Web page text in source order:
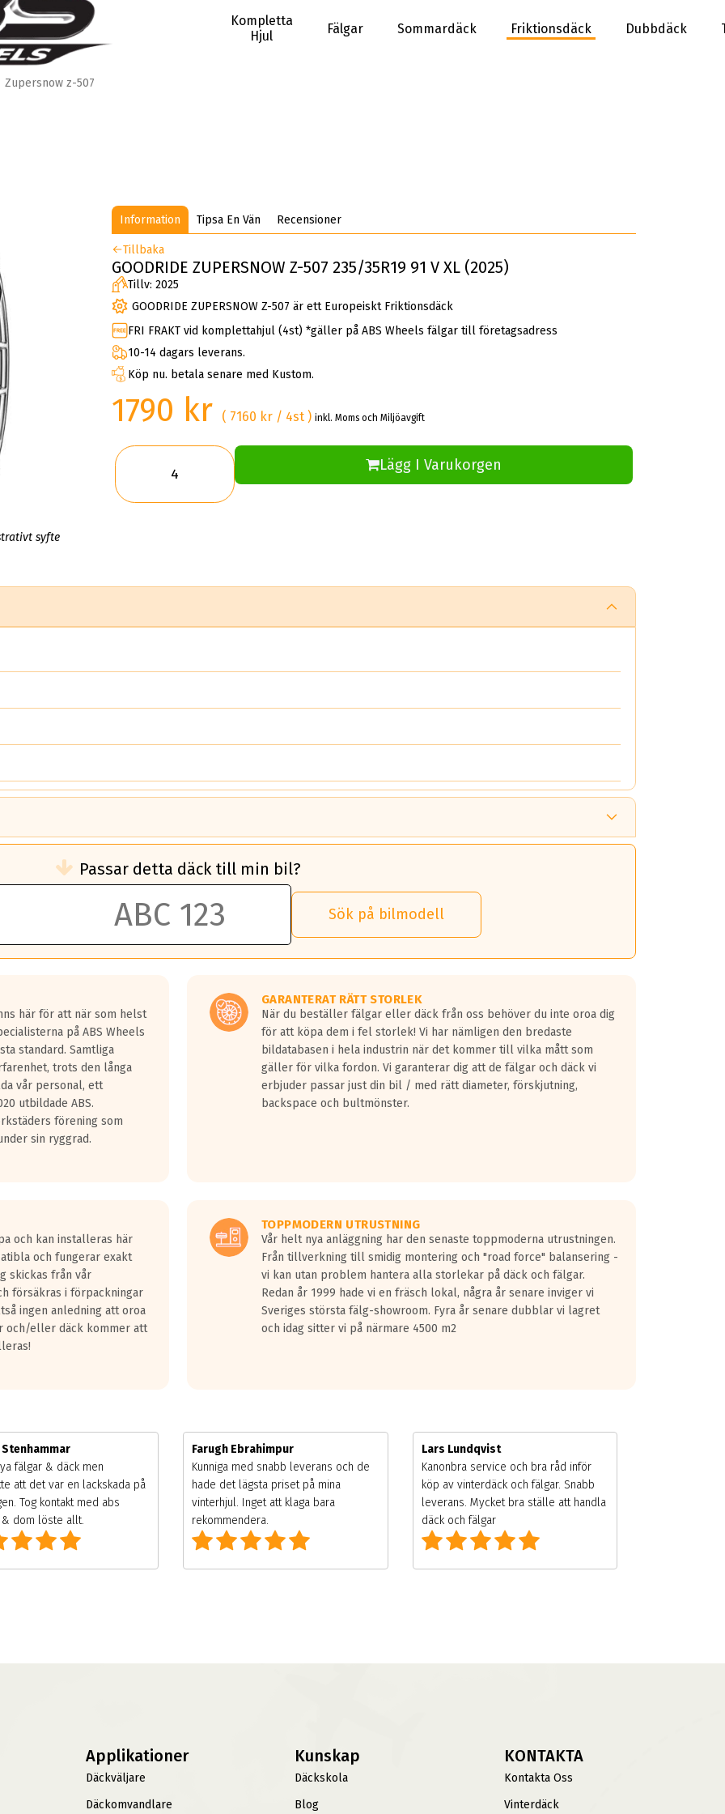
Kompletta
Hjul
Fälgar Sommardäck Friktionsdäck Dubbdäck
Zupersnow z-507
syfte
Information Tipsa En Vän Recensioner
Tillbaka
GOODRIDE ZUPERSNOW Z-507 235/35R19 91 V XL (2025)
Tillv: 2025
GOODRIDE ZUPERSNOW Z-507 är ett Europeiskt Friktionsdäck
FRI FRAKT vid komplettahjul (4st) *gäller på ABS Wheels fälgar till företagsadress
10-14 dagars leverans.
Köp nu. betala senare med Kustom.
1790 kr ( 7160 kr / 4st )inkl. Moms och Miljöavgift
Lägg I Varukorgen
än ett klass G däck.
50 liter bränsle med ett klass A däck gentemot ett klass G däck.
vilken rutt du kör, samt vilken körstil du använder.
lastbilar.
på en väg där det ligger 0.5-1.5 mm vatten.
fyra billängder( ca 18meter) mellan däck med betyg A gentemot
överträffa motorljudet.
ett däck med vågar. Hög bullernivå markeras med svarta vågor
kraven som finns i dagsläget, men är inte längre tillåtna enligt nya
Passar detta däck till min bil?
Sök på bilmodell
här för att när som helst
på ABS Wheels
standard. Samtliga
trots den långa
vår personal, ett
utbildade ABS.
förening som
sin ryggrad.
GARANTERAT RÄTT STORLEK
När du beställer fälgar eller däck från oss behöver du inte oroa dig
för att köpa dem i fel storlek! Vi har nämligen den bredaste
bildatabasen i hela industrin när det kommer till vilka mått som
gäller för vilka fordon. Vi garanterar dig att de fälgar och däck vi
erbjuder passar just din bil / med rätt diameter, förskjutning,
backspace och bultmönster.
och kan installeras här
och fungerar exakt
skickas från vår
försäkras i förpackningar
ingen anledning att oroa
och/eller däck kommer att
TOPPMODERN UTRUSTNING
Vår helt nya anläggning har den senaste toppmoderna utrustningen.
Från tillverkning till smidig montering och "road force" balansering -
vi kan utan problem hantera alla storlekar på däck och fälgar.
Redan år 1999 hade vi en fräsch lokal, några år senare inviger vi
Sveriges största fälg-showroom. Fyra år senare dubblar vi lagret
och idag sitter vi på närmare 4500 m2
Stenhammar
fälgar & däck men
att det var en lackskada på
Tog kontakt med abs
dom löste allt.
Farugh Ebrahimpur
Kunniga med snabb leverans och de
hade det lägsta priset på mina
vinterhjul. Inget att klaga bara
rekommendera.
Lars Lundqvist
Kanonbra service och bra råd inför
köp av vinterdäck och fälgar. Snabb
leverans. Mycket bra ställe att handla
däck och fälgar
Applikationer
Däckväljare
Däckomvandlare
Kunskap
Däckskola
Blog
KONTAKTA
Kontakta Oss
Vinterdäck